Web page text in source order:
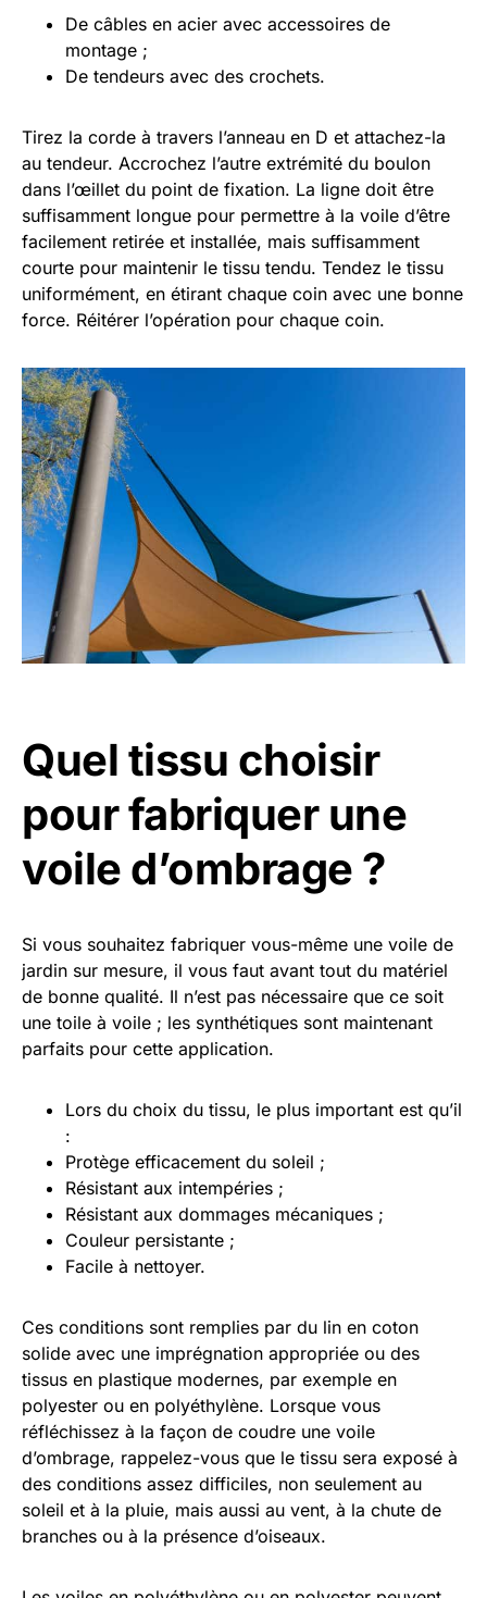
De câbles en acier avec accessoires de
montage ;
De tendeurs avec des crochets.
Tirez la corde à travers l’anneau en D et attachez-la
au tendeur. Accrochez l’autre extrémité du boulon
dans l’œillet du point de fixation. La ligne doit être
suffisamment longue pour permettre à la voile d’être
facilement retirée et installée, mais suffisamment
courte pour maintenir le tissu tendu. Tendez le tissu
uniformément, en étirant chaque coin avec une bonne
force. Réitérer l’opération pour chaque coin.
Quel tissu choisir
pour fabriquer une
voile d’ombrage ?
Si vous souhaitez fabriquer vous-même une voile de
jardin sur mesure, il vous faut avant tout du matériel
de bonne qualité. Il n’est pas nécessaire que ce soit
une toile à voile ; les synthétiques sont maintenant
parfaits pour cette application.
Lors du choix du tissu, le plus important est qu’il
:
Protège efficacement du soleil ;
Résistant aux intempéries ;
Résistant aux dommages mécaniques ;
Couleur persistante ;
Facile à nettoyer.
Ces conditions sont remplies par du lin en coton
solide avec une imprégnation appropriée ou des
tissus en plastique modernes, par exemple en
polyester ou en polyéthylène. Lorsque vous
réfléchissez à la façon de coudre une voile
d’ombrage, rappelez-vous que le tissu sera exposé à
des conditions assez difficiles, non seulement au
soleil et à la pluie, mais aussi au vent, à la chute de
branches ou à la présence d’oiseaux.